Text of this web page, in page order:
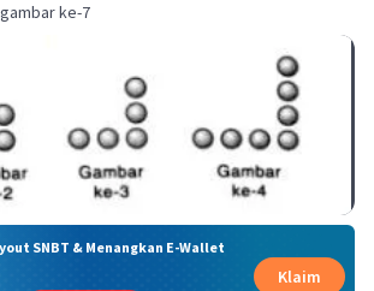
ke-7
SNBT & Menangkan E-Wallet
Klaim